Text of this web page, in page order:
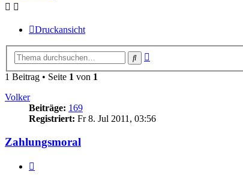
Druckansicht
Suche
1 Beitrag • Seite 1 von 1
Volker
Beiträge: 169
Registriert: Fr 8. Jul 2011, 03:56
Zahlungsmoral